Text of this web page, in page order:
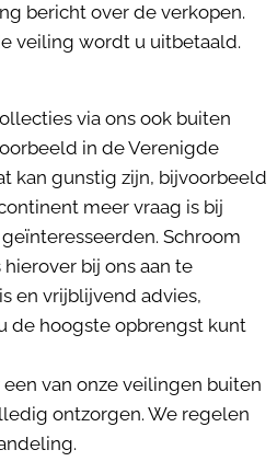
bericht over de verkopen.
veiling wordt u uitbetaald.
via ons ook buiten
in de Verenigde
kan gunstig zijn, bijvoorbeeld
meer vraag is bij
Schroom
bij ons aan te
en vrijblijvend advies,
de hoogste opbrengst kunt
van onze veilingen buiten
ontzorgen. We regelen